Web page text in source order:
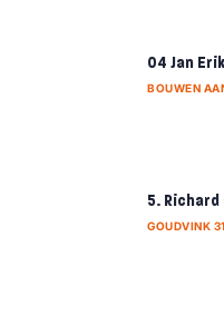
04 Jan
BOUWEN
5. Richard
GOUDVINK